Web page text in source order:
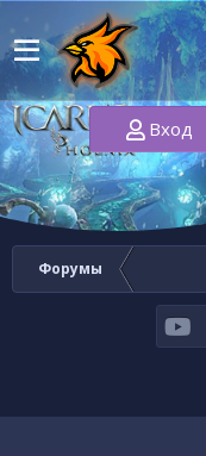
Вход
Форумы